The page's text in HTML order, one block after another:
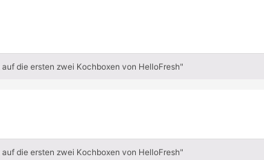
die ersten zwei Kochboxen von HelloFresh"
die ersten zwei Kochboxen von HelloFresh"